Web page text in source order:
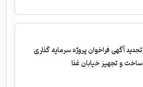
تجدید آگهی فراخوان پروژه سرمایه گذاری
ساخت و تجهیز خیابان غذا